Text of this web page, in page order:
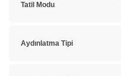
Tatil Modu
Aydınlatma Tipi